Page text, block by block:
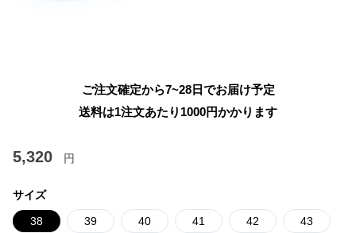
ご注文確定から7~28日でお届け予定
送料は1注文あたり 1000円かかります
5,320 円
サイズ
38 39 40 41 42 43